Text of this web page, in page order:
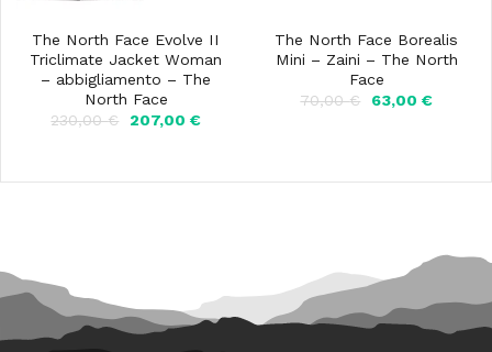
The North Face Evolve II
Triclimate Jacket Woman
– abbigliamento – The
North Face
230,00€
Il
230,00 €.
207,00 €Il
207,00 €.
The North Face Borealis
Mini – Zaini – The North
Face
70,00€
Il
63,00 €Il